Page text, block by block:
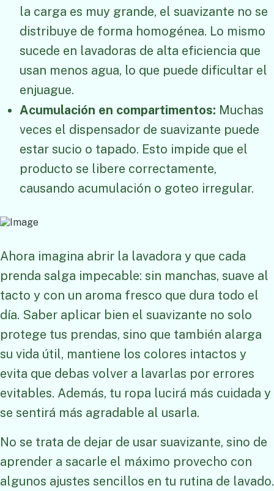
la carga es muy grande, el suavizante no se
distribuye de forma homogénea. Lo mismo
sucede en lavadoras de alta eficiencia que
usan menos agua, lo que puede dificultar el
enjuague.
Acumulación en compartimentos: Muchas
veces el dispensador de suavizante puede
estar sucio o tapado. Esto impide que el
producto se libere correctamente,
causando acumulación o goteo irregular.
Ahora imagina abrir la lavadora y que cada
prenda salga impecable: sin manchas, suave al
tacto y con un aroma fresco que dura todo el
día. Saber aplicar bien el suavizante no solo
protege tus prendas, sino que también alarga
su vida útil, mantiene los colores intactos y
evita que debas volver a lavarlas por errores
evitables. Además, tu ropa lucirá más cuidada y
se sentirá más agradable al usarla.
No se trata de dejar de usar suavizante, sino de
aprender a sacarle el máximo provecho con
algunos ajustes sencillos en tu rutina de lavado.